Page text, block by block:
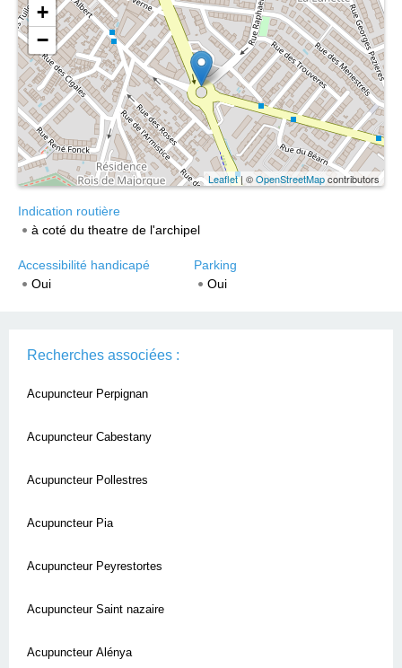
+
−
Leaflet| ©OpenStreetMapcontributors
Indication routière
à coté du theatre de l'archipel
Accessibilité handicapé
Oui
Parking
Oui
Recherches associées :
Acupuncteur Perpignan
Acupuncteur Cabestany
Acupuncteur Pollestres
Acupuncteur Pia
Acupuncteur Peyrestortes
Acupuncteur Saint nazaire
Acupuncteur Alénya